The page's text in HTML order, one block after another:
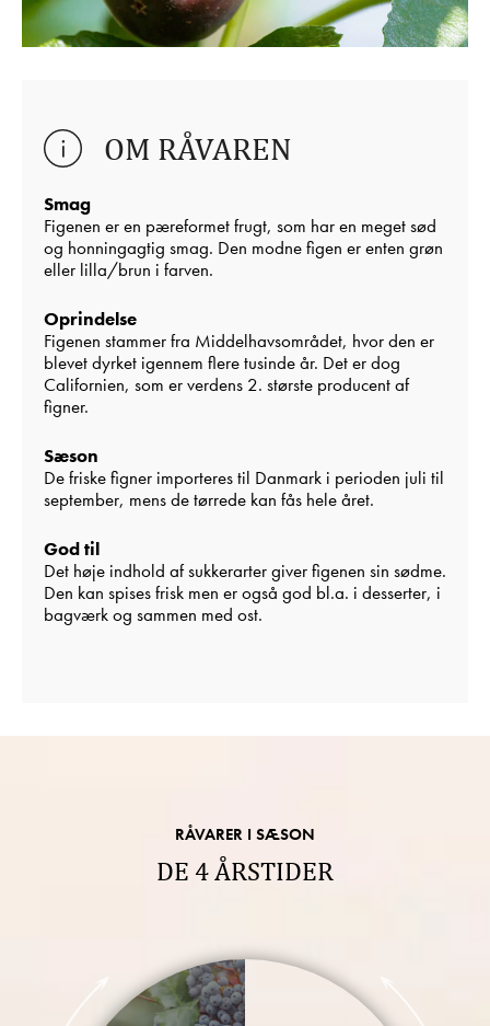
OM RÅVAREN
Smag
Figenen er en pæreformet frugt, som har en meget sød
og honningagtig smag. Den modne figen er enten grøn
eller lilla/brun i farven.
Oprindelse
Figenen stammer fra Middelhavsområdet, hvor den er
blevet dyrket igennem flere tusinde år. Det er dog
Californien, som er verdens 2. største producent af
figner.
Sæson
De friske figner importeres til Danmark i perioden juli til
september, mens de tørrede kan fås hele året.
God til
Det høje indhold af sukkerarter giver figenen sin sødme.
Den kan spises frisk men er også god bl.a. i desserter, i
bagværk og sammen med ost.
RÅVARER I SÆSON
DE 4 ÅRSTIDER